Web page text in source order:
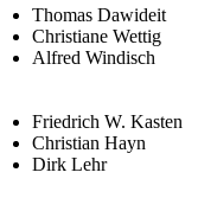
Thomas Dawideit
Christiane Wettig
Alfred Windisch
Friedrich W. Kasten
Christian Hayn
Dirk Lehr